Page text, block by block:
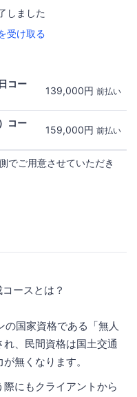
しました
受け取る
コー
139,000円 前払い
コー
159,000円 前払い
でご用意させていただき
ースとは？
国家資格である「無人
、民間資格は国土交通
無くなります。
にもクライアントから